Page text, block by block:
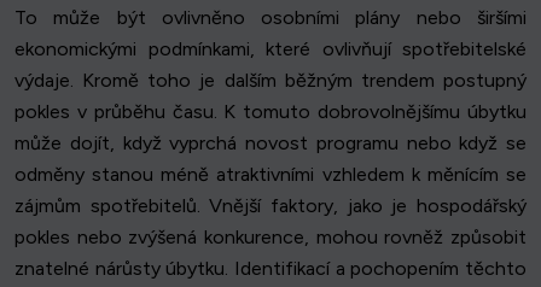
To může být ovlivněno osobními plány nebo širšími
ekonomickými podmínkami, které ovlivňují spotřebitelské
výdaje. Kromě toho je dalším běžným trendem postupný
pokles v průběhu času. K tomuto dobrovolnějšímu úbytku
může dojít, když vyprchá novost programu nebo když se
odměny stanou méně atraktivními vzhledem k měnícím se
zájmům spotřebitelů. Vnější faktory, jako je hospodářský
pokles nebo zvýšená konkurence, mohou rovněž způsobit
znatelné nárůsty úbytku. Identifikací a pochopením těchto